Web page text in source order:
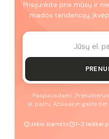
Prisijunkite prie mūsų ir
mados tendencijų,
Paspausdami
el. paštu. Atsisakyti galite
Jokio šlamšto 1–2 laiškai